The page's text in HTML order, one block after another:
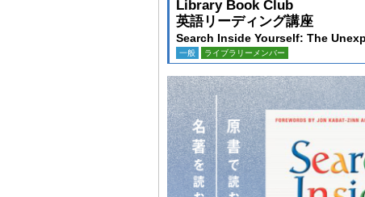
Library Book Club
英語リーディング講座
Search Inside Yourself: The
一般 ライブラリーメンバー